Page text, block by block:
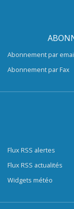
Abonnement par
Abonnement par Fax
Flux RSS alertes
Flux RSS actualités
Widgets météo